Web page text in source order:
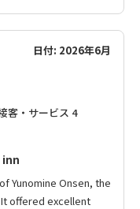
日付: 2026年6月
客・サービス 4
Yunomine Onsen, the
offered excellent